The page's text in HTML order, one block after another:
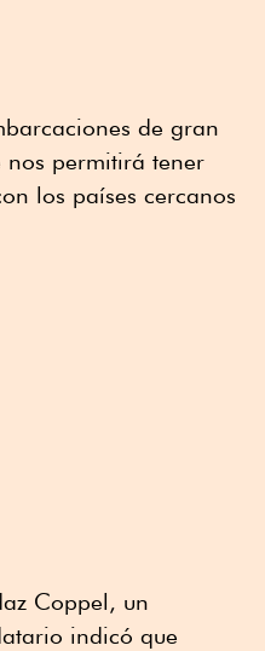
de gran
nos permitirá tener
los países cercanos
Coppel, un
indicó que